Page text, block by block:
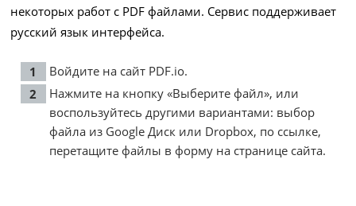
некоторых работ с PDF файлами. Сервис поддерживает
русский язык интерфейса.
Войдите на сайт PDF.io.
Нажмите на кнопку «Выберите файл», или
воспользуйтесь другими вариантами: выбор
файла из Google Диск или Dropbox, по ссылке,
перетащите файлы в форму на странице сайта.